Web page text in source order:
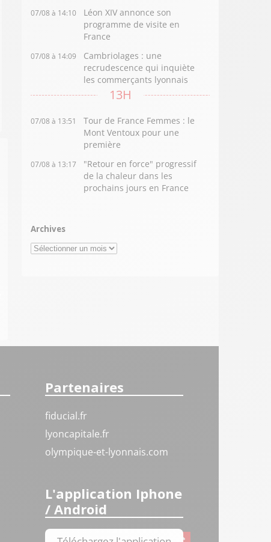
07/08 à 14:10
Léon XIV annonce son
programme de visite en
France
07/08 à 14:09
Cambriolages : une
recrudescence qui inquiète
les commerçants lyonnais
13H
07/08 à 13:51
Tour de France Femmes : le
Mont Ventoux pour une
première
07/08 à 13:17
"Retour en force" progressif
de la chaleur dans les
prochains jours en France
Archives
Archives
Partenaires
fiducial.fr
lyoncapitale.fr
olympique-et-lyonnais.com
L'application Iphone
/ Android